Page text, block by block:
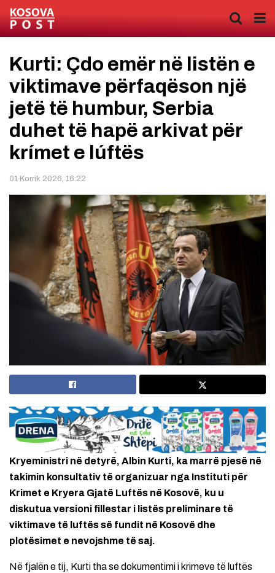
Kurti: Çdo emër në listën e
viktimave përfaqëson një
jetë të humbur, Serbia
duhet të hapë arkivat për
krímet e lúftës
01 Korrik 2026, 16:22
Kryeministri në detyrë, Albin Kurti, ka marrë pjesë në
takimin konsultativ të organizuar nga Instituti për
Krimet e Kryera Gjatë Luftës në Kosovë, ku u
diskutua versioni fillestar i listës preliminare të
viktimave të luftës së fundit në Kosovë dhe
plotësimet e nevojshme të saj.
Në fjalën e tij, Kurti tha se dokumentimi i krimeve të luftës